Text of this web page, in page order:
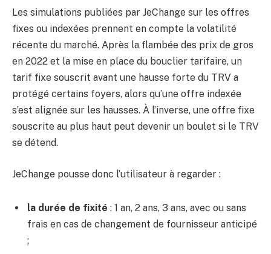
Les simulations publiées par JeChange sur les offres
fixes ou indexées prennent en compte la volatilité
récente du marché. Après la flambée des prix de gros
en 2022 et la mise en place du bouclier tarifaire, un
tarif fixe souscrit avant une hausse forte du TRV a
protégé certains foyers, alors qu’une offre indexée
s’est alignée sur les hausses. À l’inverse, une offre fixe
souscrite au plus haut peut devenir un boulet si le TRV
se détend.
JeChange pousse donc l’utilisateur à regarder :
la durée de fixité : 1 an, 2 ans, 3 ans, avec ou sans
frais en cas de changement de fournisseur anticipé
;